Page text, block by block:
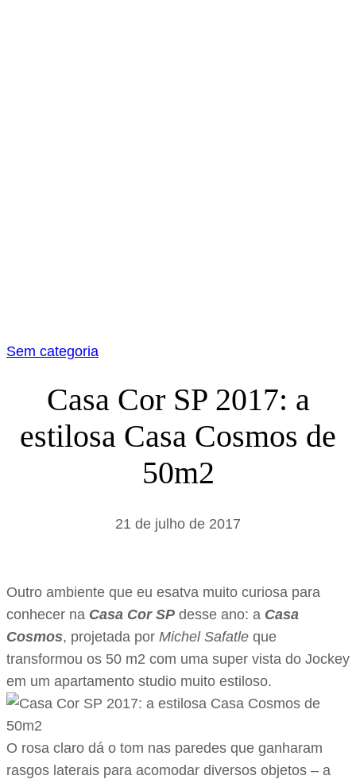
Sem categoria
Casa Cor SP 2017: a
estilosa Casa Cosmos de
50m2
21 de julho de 2017
Outro ambiente que eu esatva muito curiosa para
conhecer na Casa Cor SP desse ano: a Casa
Cosmos, projetada por Michel Safatle que
transformou os 50 m2 com uma super vista do Jockey
em um apartamento studio muito estiloso.
O rosa claro dá o tom nas paredes que ganharam
rasgos laterais para acomodar diversos objetos – a